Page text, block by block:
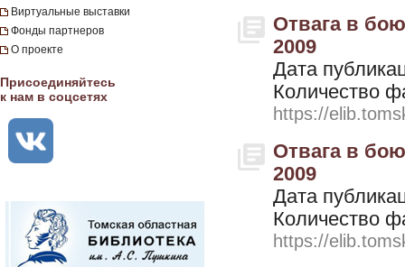
Виртуальные выставки
Фонды партнеров
О проекте
Присоединяйтесь
к нам в соцсетях
Отвага в
2009
Дата
Количество
https://
Отвага в
2009
Дата
Количество
https://